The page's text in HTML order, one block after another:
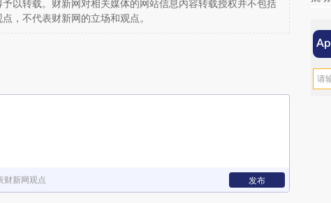
以转载。财新网对相关媒体的网站信息内容转载授权并不包括
，不代表财新网的立场和观点。
财新网观点 发布